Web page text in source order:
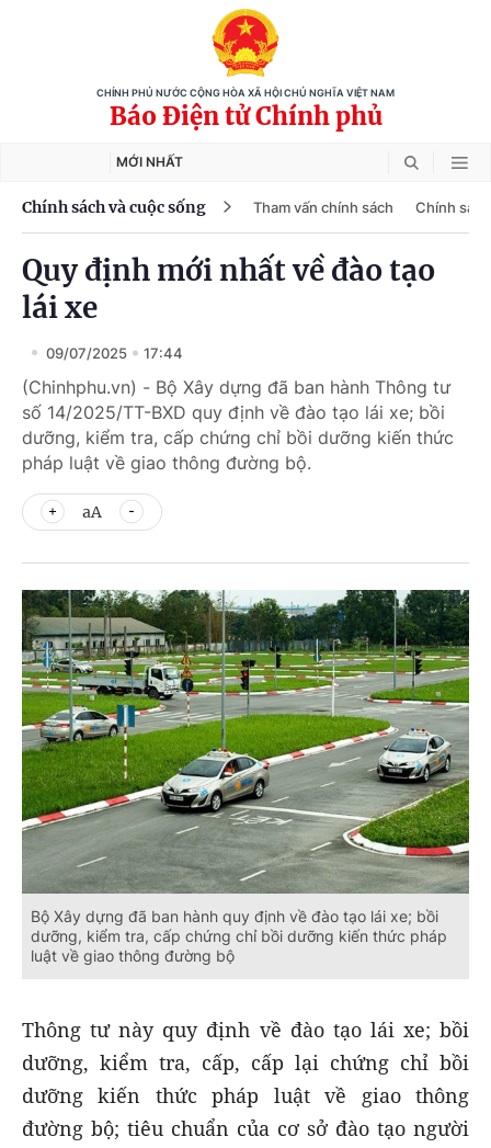
CHÍNH PHỦ NƯỚC CỘNG HÒA XÃ HỘI CHỦ NGHĨA VIỆT NAM
Báo Điện tử Chính phủ
MỚI NHẤT
Chính sách và cuộc sống Tham vấn chính sách Chính
Quy định mới nhất về đào tạo
lái xe
09/07/2025 17:44
(Chinhphu.vn) - Bộ Xây dựng đã ban hành Thông tư
số 14/2025/TT-BXD quy định về đào tạo lái xe; bồi
dưỡng, kiểm tra, cấp chứng chỉ bồi dưỡng kiến thức
pháp luật về giao thông đường bộ.
aA
Bộ Xây dựng đã ban hành quy định về đào tạo lái xe; bồi
dưỡng, kiểm tra, cấp chứng chỉ bồi dưỡng kiến thức pháp
luật về giao thông đường bộ
Thông tư này quy định về đào tạo lái xe; bồi
dưỡng, kiểm tra, cấp, cấp lại chứng chỉ bồi
dưỡng kiến thức pháp luật về giao thông
đường bộ; tiêu chuẩn của cơ sở đào tạo người